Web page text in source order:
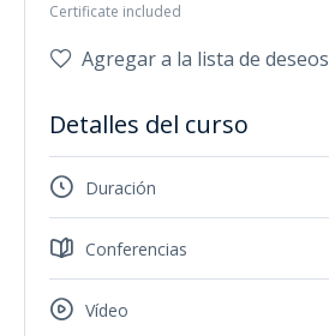
Certificate included
Agregar a la lista de deseos
Detalles del curso
Duración
Conferencias
Vídeo